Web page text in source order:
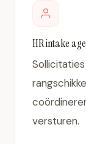
HR intake
versturen.